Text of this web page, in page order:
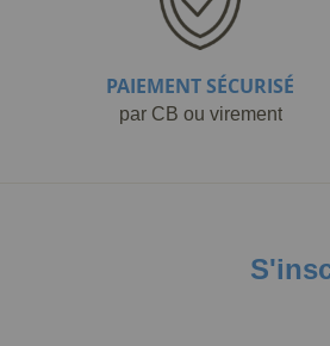
PAIEMENT SÉCURISÉ
par CB ou virement